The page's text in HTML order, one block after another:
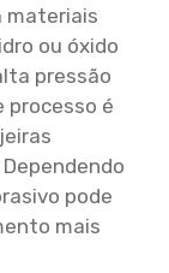
materiais
ou óxido
pressão
processo é
pode
mais